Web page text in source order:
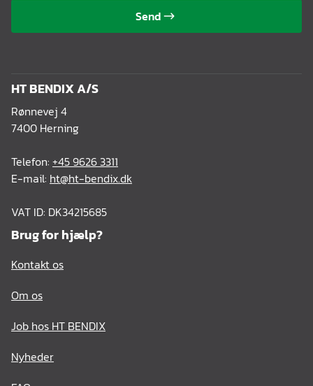
Send
HT BENDIX A/S
Rønnevej 4
7400 Herning
Telefon: +45 9626 3311
E-mail: ht@ht-bendix.dk
VAT ID: DK34215685
Brug for hjælp?
Kontakt os
Om os
Job hos HT BENDIX
Nyheder